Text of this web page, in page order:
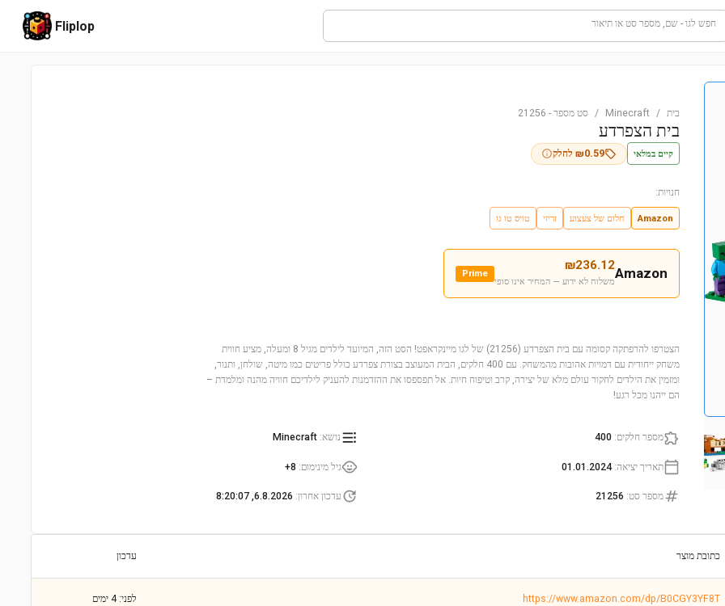
חפש לגו - שם, מספר סט או תיאור Fliplop
בית /
Minecraft
/ סט מספר -
21256
בית הצפרדע
קיים במלאי ₪0.59 לחלק
חנויות:
Amazon חלום של צעצוע זריזי טויס טו גו
Amazon
₪236.12
משלוח לא ידוע — המחיר אינו סופי
Prime
הצטרפו להרפתקה קסומה עם בית הצפרדע (21256) של לגו מיינקראפט! הסט הזה, המיועד לילדים מגיל 8 ומעלה, מציע חווית
משחק ייחודית עם דמויות אהובות מהמשחק. עם 400 חלקים, הבית המעוצב בצורת צפרדע כולל פריטים כמו מיטה, שולחן, ותנור,
ומזמין את הילדים לחקור עולם מלא של יצירה, קרב וטיפוח חיות. אל תפספסו את ההזדמנות להעניק לילדיכם חוויה מהנה ומלמדת –
הם ייהנו מכל רגע!
מספר חלקים:
400 נושא:
Minecraft
תאריך יציאה:
01.01.2024 גיל מינימום:
8+
מספר סט:
21256 עדכון אחרון:
6.8.2026, 8:20:07
כתובת מוצר עדכון
https://www.amazon.com/dp/B0CGY3YF8T לפני: 4 ימים